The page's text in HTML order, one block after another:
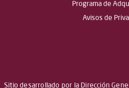
Programa de
Avisos de
Sitio desarrollado por la Dirección